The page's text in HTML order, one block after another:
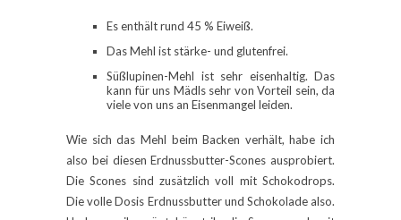
Es enthält rund 45 % Eiweiß.
Das Mehl ist stärke- und glutenfrei.
Süßlupinen-Mehl ist sehr eisenhaltig. Das
kann für uns Mädls sehr von Vorteil sein, da
viele von uns an Eisenmangel leiden.
Wie sich das Mehl beim Backen verhält, habe ich
also bei diesen Erdnussbutter-Scones ausprobiert.
Die Scones sind zusätzlich voll mit Schokodrops.
Die volle Dosis Erdnussbutter und Schokolade also.